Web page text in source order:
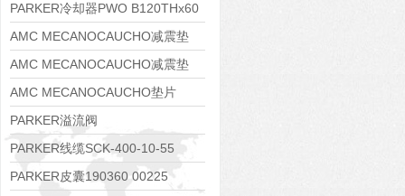
PARKER冷却器PWO B120THx60
AMC MECANOCAUCHO减震垫
138552
AMC MECANOCAUCHO减震垫
138551
AMC MECANOCAUCHO垫片
608074
PARKER溢流阀
RE06M35W2N1KWXG087
PARKER线缆SCK-400-10-55
PARKER皮囊190360 00225